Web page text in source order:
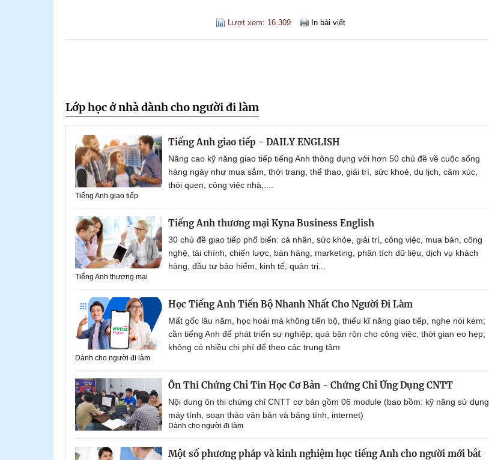
Lượt xem: 16.309 In bài viết
Lớp học ở nhà dành cho người đi làm
Tiếng Anh giao tiếp - DAILY ENGLISH
Nâng cao kỹ năng giao tiếp tiếng Anh thông dụng với hơn 50 chủ đề về cuộc sống
hàng ngày như mua sắm, thời trang, thể thao, giải trí, sức khoẻ, du lịch, cảm xúc,
thói quen, công việc nhà,....
Tiếng Anh giao tiếp
Tiếng Anh thương mại Kyna Business English
30 chủ đề giao tiếp phổ biến: cá nhân, sức khỏe, giải trí, công việc, mua bán, công
nghệ, tài chính, chiến lược, bán hàng, marketing, phân tích dữ liệu, dịch vụ khách
hàng, đầu tư bảo hiểm, kinh tế, quản trị...
Tiếng Anh thương mại
Học Tiếng Anh Tiến Bộ Nhanh Nhất Cho Người Đi Làm
Mất gốc lâu năm, học hoài mà không tiến bộ, thiếu kĩ năng giao tiếp, nghe nói kém;
cần tiếng Anh để phát triển sự nghiệp; quá bận rộn cho công việc, thời gian eo hẹp;
không có nhiều chi phí để theo các trung tâm
Dành cho người đi làm
Ôn Thi Chứng Chỉ Tin Học Cơ Bản - Chứng Chỉ Ứng Dụng CNTT
Nội dung ôn thi chứng chỉ CNTT cơ bản gồm 06 module (bao bồm: kỹ năng sử dụng
máy tính, soạn thảo văn bản và bảng tính, internet)
Dành cho người đi làm
Một số phương pháp và kinh nghiệm học tiếng Anh cho người mới bắt